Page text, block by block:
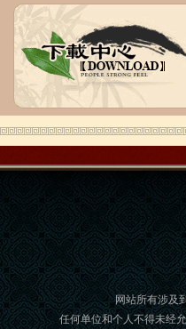
语风汉语学生Brad
我叫Brad,我是澳大利亚人，我在语
汉语学校学习汉语。我现在可以独
我的中国朋友说很流利的汉语。谢
网站所有涉及
任何单位和个人不得未经